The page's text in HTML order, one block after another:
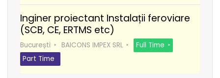
Inginer proiectant Instalații feroviare
(SCB, CE, ERTMS etc)
București BAICONS IMPEX SRL
Full Time
Part Time